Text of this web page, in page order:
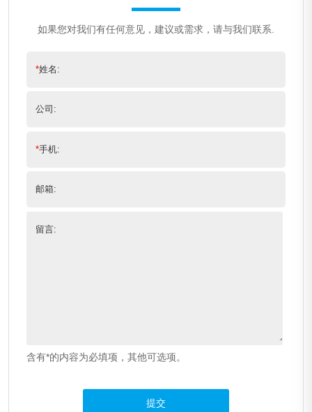
如果您对我们有任何意见，建议或需求，请与我们联系.
*姓名:
公司:
*手机:
邮箱:
留言:
含有*的内容为必填项，其他可选项。